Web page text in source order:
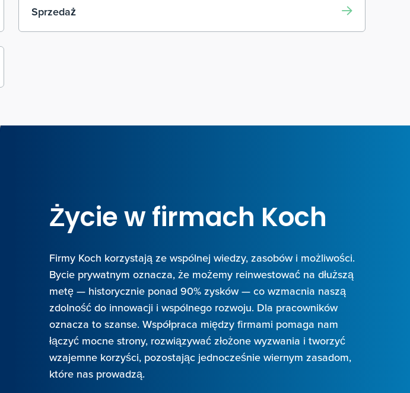
Sprzedaż
Życie w firmach Koch
Firmy Koch korzystają ze wspólnej wiedzy, zasobów i możliwości.
Bycie prywatnym oznacza, że możemy reinwestować na dłuższą
metę — historycznie ponad 90% zysków — co wzmacnia naszą
zdolność do innowacji i wspólnego rozwoju. Dla pracowników
oznacza to szanse. Współpraca między firmami pomaga nam
łączyć mocne strony, rozwiązywać złożone wyzwania i tworzyć
wzajemne korzyści, pozostając jednocześnie wiernym zasadom,
które nas prowadzą.